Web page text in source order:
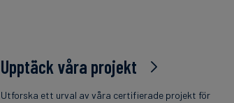
Upptäck våra projekt
Utforska ett urval av våra certifierade projekt för